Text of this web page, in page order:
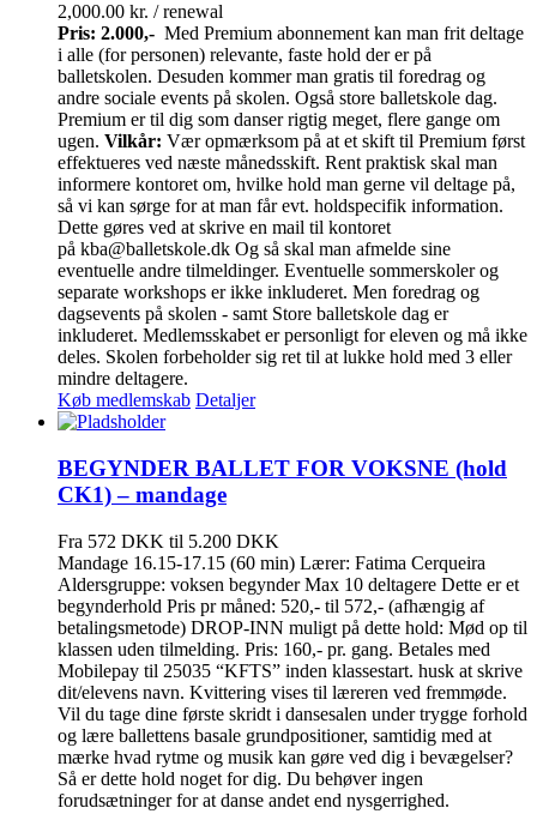
2,000.00 kr. / renewal
Pris: 2.000,- Med Premium abonnement kan man frit deltage
i alle (for personen) relevante, faste hold der er på
balletskolen. Desuden kommer man gratis til foredrag og
andre sociale events på skolen. Også store balletskole dag.
Premium er til dig som danser rigtig meget, flere gange om
ugen. Vilkår: Vær opmærksom på at et skift til Premium først
effektueres ved næste månedsskift. Rent praktisk skal man
informere kontoret om, hvilke hold man gerne vil deltage på,
så vi kan sørge for at man får evt. holdspecifik information.
Dette gøres ved at skrive en mail til kontoret
på kba@balletskole.dk Og så skal man afmelde sine
eventuelle andre tilmeldinger. Eventuelle sommerskoler og
separate workshops er ikke inkluderet. Men foredrag og
dagsevents på skolen - samt Store balletskole dag er
inkluderet. Medlemsskabet er personligt for eleven og må ikke
deles. Skolen forbeholder sig ret til at lukke hold med 3 eller
mindre deltagere.
Køb medlemskab Detaljer
BEGYNDER BALLET FOR VOKSNE (hold
CK1) – mandage
Fra 572 DKK til 5.200 DKK
Mandage 16.15-17.15 (60 min) Lærer: Fatima Cerqueira
Aldersgruppe: voksen begynder Max 10 deltagere Dette er et
begynderhold Pris pr måned: 520,- til 572,- (afhængig af
betalingsmetode) DROP-INN muligt på dette hold: Mød op til
klassen uden tilmelding. Pris: 160,- pr. gang. Betales med
Mobilepay til 25035 “KFTS” inden klassestart. husk at skrive
dit/elevens navn. Kvittering vises til læreren ved fremmøde.
Vil du tage dine første skridt i dansesalen under trygge forhold
og lære ballettens basale grundpositioner, samtidig med at
mærke hvad rytme og musik kan gøre ved dig i bevægelser?
Så er dette hold noget for dig. Du behøver ingen
forudsætninger for at danse andet end nysgerrighed.